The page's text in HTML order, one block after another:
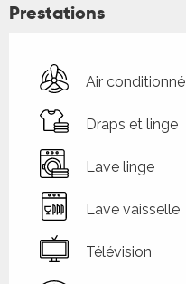
Prestations
Air conditionné
Draps et linge
Lave linge
Lave vaisselle
Télévision